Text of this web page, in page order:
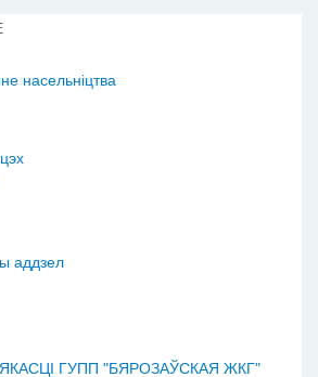
насельніцтва
аддзел
ГУПП "БЯРОЗАЎСКАЯ ЖКГ"